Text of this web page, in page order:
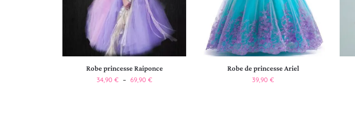
Robe princesse Raiponce
34,90 € – 69,90 €
Robe de princesse Ariel
39,90 €